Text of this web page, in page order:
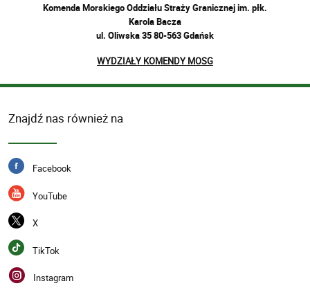
Komenda Morskiego Oddziału Straży Granicznejim. płk.
Karola Bacza
ul. Oliwska 3580-563 Gdańsk
WYDZIAŁY KOMENDY MOSG
Znajdź nas również na
Facebook
YouTube
X
TikTok
Instagram